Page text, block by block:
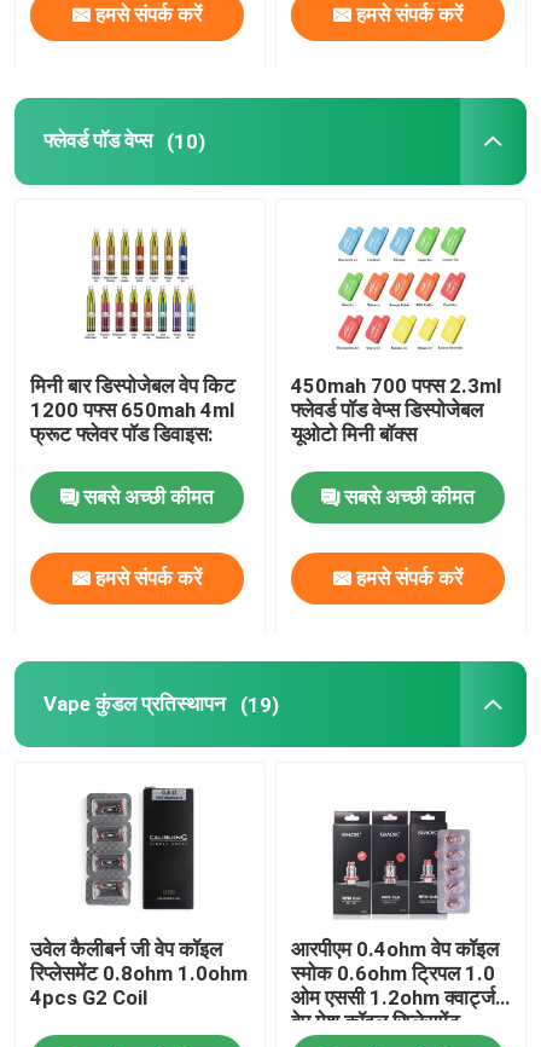
Vape Atomizer टैंक
Vape Mods
Vape ड्रिप टिप्स
पाइरेक्स ग्लास ट्यूब
हमसे संपर्क करें हमसे संपर्क करें
फ्लेवर्ड पॉड वेप्स (10)
मिनी बार डिस्पोजेबल वेप किट
1200 पफ्स 650mah 4ml
फ्रूट फ्लेवर पॉड डिवाइस:
सबसे अच्छी कीमत
हमसे संपर्क करें
450mah 700 पफ्स 2.3ml
फ्लेवर्ड पॉड वेप्स डिस्पोजेबल
यूओटो मिनी बॉक्स
सबसे अच्छी कीमत
हमसे संपर्क करें
Vape कुंडल प्रतिस्थापन (19)
उवेल कैलीबर्न जी वेप कॉइल
रिप्लेसमेंट 0.8ohm 1.0ohm
4pcs G2 Coil
आरपीएम 0.4ohm वेप कॉइल
स्मोक 0.6ohm ट्रिपल 1.0
ओम एससी 1.2ohm क्वार्ट्ज
वेप मेश कॉइल रिप्लेसमेंट